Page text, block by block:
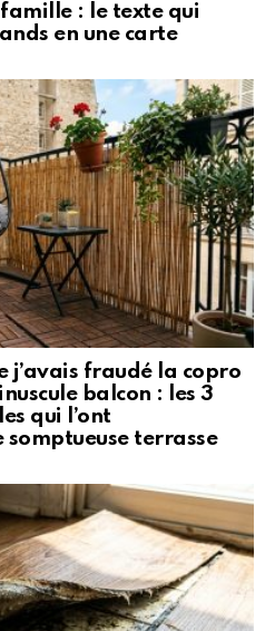
: le texte qui
en une carte
j’avais fraudé la copro
balcon : les 3
qui l’ont
somptueuse terrasse